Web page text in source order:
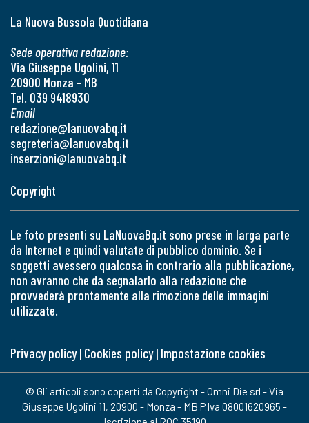
La Nuova Bussola Quotidiana
Sede operativa redazione:
Via Giuseppe Ugolini, 11
20900 Monza - MB
Tel. 039 9418930
Email
redazione@lanuovabq.it
segreteria@lanuovabq.it
inserzioni@lanuovabq.it
Copyright
Le foto presenti su LaNuovaBq.it sono prese in larga parte
da Internet e quindi valutate di pubblico dominio. Se i
soggetti avessero qualcosa in contrario alla pubblicazione,
non avranno che da segnalarlo alla redazione che
provvederà prontamente alla rimozione delle immagini
utilizzate.
Privacy policy| Cookies policy| Impostazione cookies
© Gli articoli sono coperti da Copyright - Omni Die srl - Via
Giuseppe Ugolini 11, 20900 - Monza - MB P.Iva 08001620965 -